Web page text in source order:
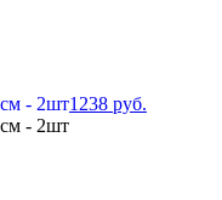
- 2шт1238 руб.
- 2шт